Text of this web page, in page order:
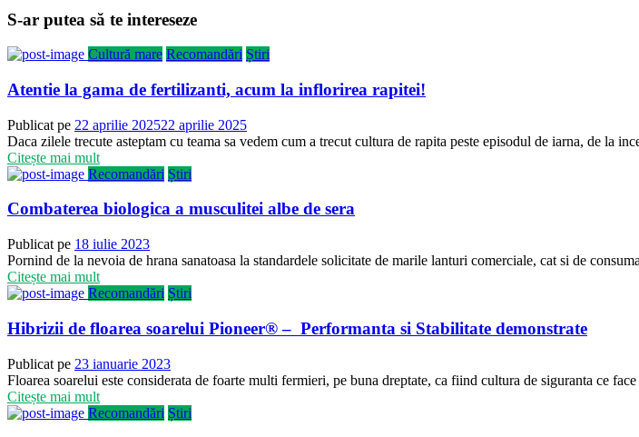
S-ar putea să te intereseze
Cultură mare Recomandări Știri
Atentie la gama de fertilizanti, acum la inflorirea rapitei!
Publicat pe 22 aprilie 202522 aprilie 2025
Daca zilele trecute asteptam cu teama sa vedem cum a trecut cultura de rapita peste episodul de iarna, de la
Citește mai mult
Recomandări Știri
Combaterea biologica a musculitei albe de sera
Publicat pe 18 iulie 2023
Pornind de la nevoia de hrana sanatoasa la standardele solicitate de marile lanturi comerciale, cat si de
Citește mai mult
Recomandări Știri
Hibrizii de floarea soarelui Pioneer® – Performanta si Stabilitate demonstrate
Publicat pe 23 ianuarie 2023
Floarea soarelui este considerata de foarte multi fermieri, pe buna dreptate, ca fiind cultura de siguranta ce
Citește mai mult
Recomandări Știri